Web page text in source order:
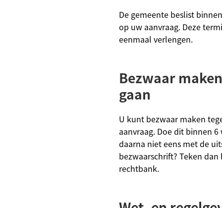
De gemeente beslist
op uw aanvraag. Deze
eenmaal verlengen.
Bezwaar
gaan
U kunt bezwaar maken
aanvraag. Doe dit binnen
daarna niet eens met de
bezwaarschrift? Teken
rechtbank.